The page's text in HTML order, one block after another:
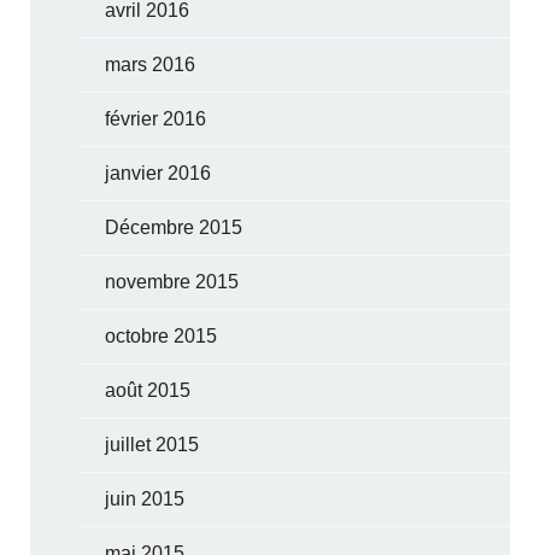
avril 2016
mars 2016
février 2016
janvier 2016
Décembre 2015
novembre 2015
octobre 2015
août 2015
juillet 2015
juin 2015